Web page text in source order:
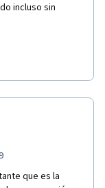
incluso sin
que es la